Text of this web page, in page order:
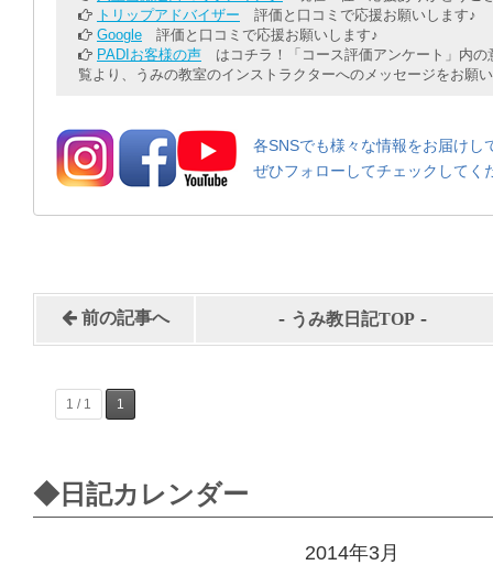
トリップアドバイザー 評価と口コミで応援お願いします♪
Google 評価と口コミで応援お願いします♪
PADIお客様の声 はコチラ！「コース評価アンケート」内の
覧より、うみの教室のインストラクターへのメッセージをお願
各SNSでも様々な情報をお届けし
ぜひフォローしてチェックしてく
前の記事へ - うみ教日記TOP -
1 / 1 1
◆日記カレンダー
2014年3月